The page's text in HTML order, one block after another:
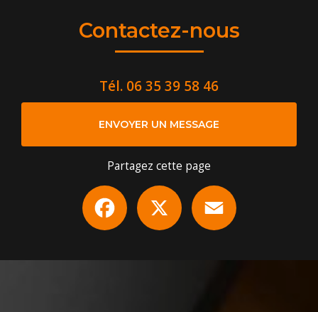
Contactez-nous
Tél. 06 35 39 58 46
ENVOYER UN MESSAGE
Partagez cette page
Facebook